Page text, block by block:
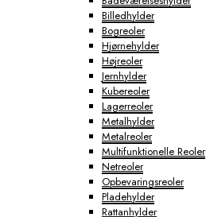
Billedhylder
Bogreoler
Hjørnehylder
Højreoler
Jernhylder
Kubereoler
Lagerreoler
Metalhylder
Metalreoler
Multifunktionelle Reoler
Netreoler
Opbevaringsreoler
Pladehylder
Rattanhylder